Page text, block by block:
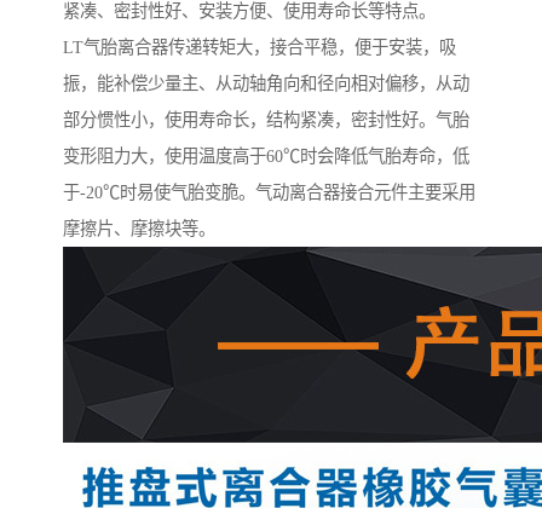
紧凑、密封性好、安装方便、使用寿命长等特点。
LT气胎离合器传递转矩大，接合平稳，便于安装，吸
振，能补偿少量主、从动轴角向和径向相对偏移，从动
部分惯性小，使用寿命长，结构紧凑，密封性好。气胎
变形阻力大，使用温度高于60℃时会降低气胎寿命，低
于-20℃时易使气胎变脆。气动离合器接合元件主要采用
摩擦片、摩擦块等。